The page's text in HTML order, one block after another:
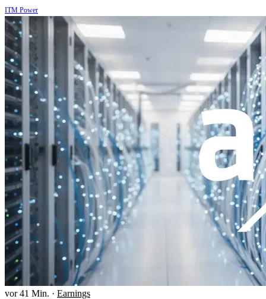
ITM Power
vor 41 Min. · Earnings